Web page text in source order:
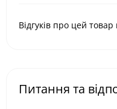
Відгуків про цей
Питання та